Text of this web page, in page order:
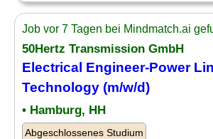
Job vor 7 Tagen bei Mindmatch.ai
50Hertz Transmission GmbH
Electrical Engineer-Power
Technology (m/w/d)
• Hamburg, HH
Abgeschlossenes Studium